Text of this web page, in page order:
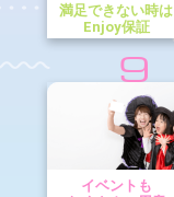
満足できない時は
Enjoy保証
9
イベントも